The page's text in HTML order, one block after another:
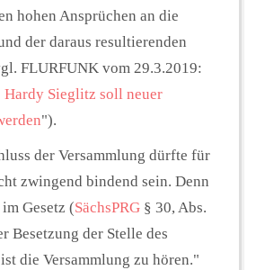
hohen Ansprüchen an die
der daraus resultierenden
FLURFUNK vom 29.3.2019:
Sieglitz soll neuer
").
der Versammlung dürfte für
zwingend bindend sein. Denn
Gesetz (SächsPRG § 30, Abs.
Besetzung der Stelle des
die Versammlung zu hören."